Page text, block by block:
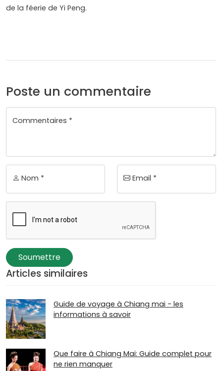
de la féerie de Yi Peng.
Poste un commentaire
Commentaires *
Nom * Email *
Soumettre
Articles similaires
Guide de voyage à Chiang mai - les
informations à savoir
Que faire à Chiang Mai: Guide complet pour
ne rien manquer